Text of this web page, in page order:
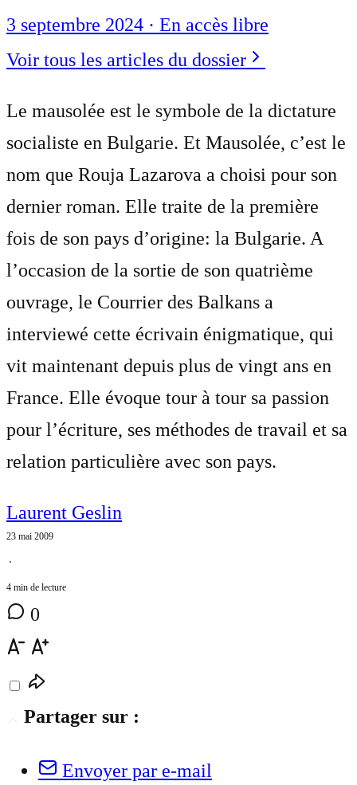
3 septembre 2024 · En accès libre
Voir tous les articles du dossier
Le mausolée est le symbole de la dictature
socialiste en Bulgarie. Et Mausolée, c’est le
nom que Rouja Lazarova a choisi pour son
dernier roman. Elle traite de la première
fois de son pays d’origine: la Bulgarie. A
l’occasion de la sortie de son quatrième
ouvrage, le Courrier des Balkans a
interviewé cette écrivain énigmatique, qui
vit maintenant depuis plus de vingt ans en
France. Elle évoque tour à tour sa passion
pour l’écriture, ses méthodes de travail et sa
relation particulière avec son pays.
Laurent Geslin
23 mai 2009
⋅
4 min de lecture
0
Partager sur :
Envoyer par e-mail